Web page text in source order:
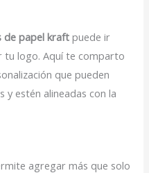
de papel kraftpuede ir
tu logo. Aquí te comparto
que pueden
y estén alineadas con la
agregar más que solo